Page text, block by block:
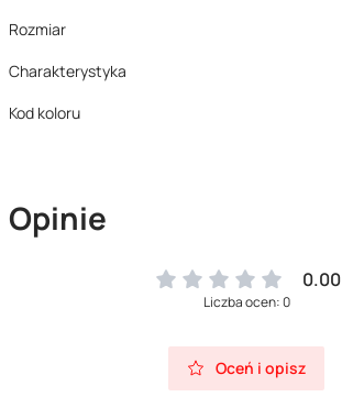
Rozmiar
Charakterystyka
Kod koloru
Opinie
0.00
Liczba ocen: 0
Oceń i opisz